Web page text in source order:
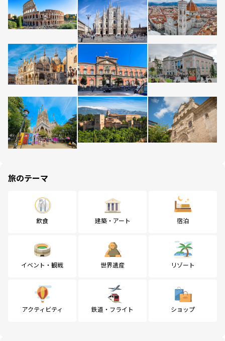
旅のテーマ
飲食 建築・アート 宿泊
イベント・観戦 世界遺産 リゾート
アクティビティ 鉄道・フライト ショップ